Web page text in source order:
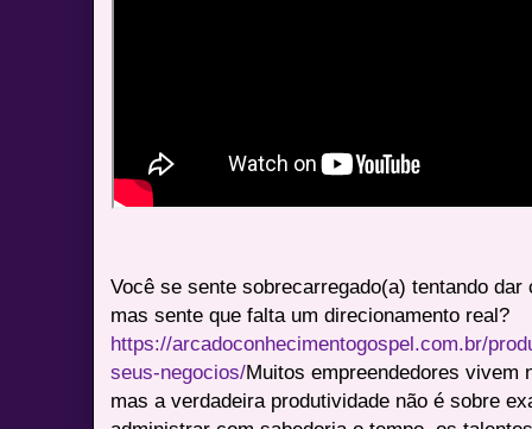
Você se sente sobrecarregado(a) tentando
mas sente que falta um direcionamento real?
https://arcadoconhecimentogospel.com.br/
seus-negocios/Muitos empreendedores vivem
mas a verdadeira produtividade não é sobre